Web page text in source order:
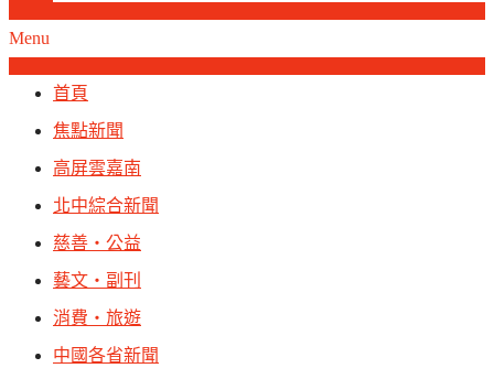
Menu
首頁
焦點新聞
高屏雲嘉南
北中綜合新聞
慈善‧公益
藝文‧副刊
消費‧旅遊
中國各省新聞